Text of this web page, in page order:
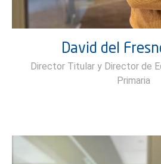
David del
Director Titular y Director de
Primaria